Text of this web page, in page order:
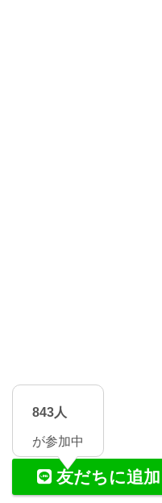
843人
が参加中
友だちに追加